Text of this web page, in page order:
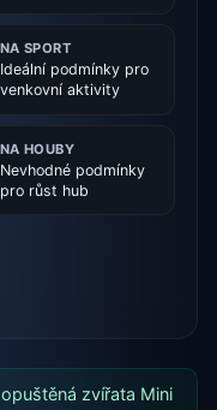
NA SPORT
Ideální podmínky pro
venkovní aktivity
NA HOUBY
Nevhodné podmínky
pro růst hub
zvířata Mini